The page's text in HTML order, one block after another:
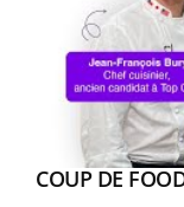
Youtube
COUP DE